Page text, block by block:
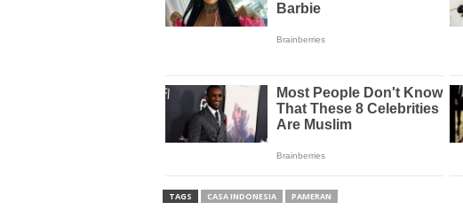
TAGS CASA INDONESIA PAMERAN